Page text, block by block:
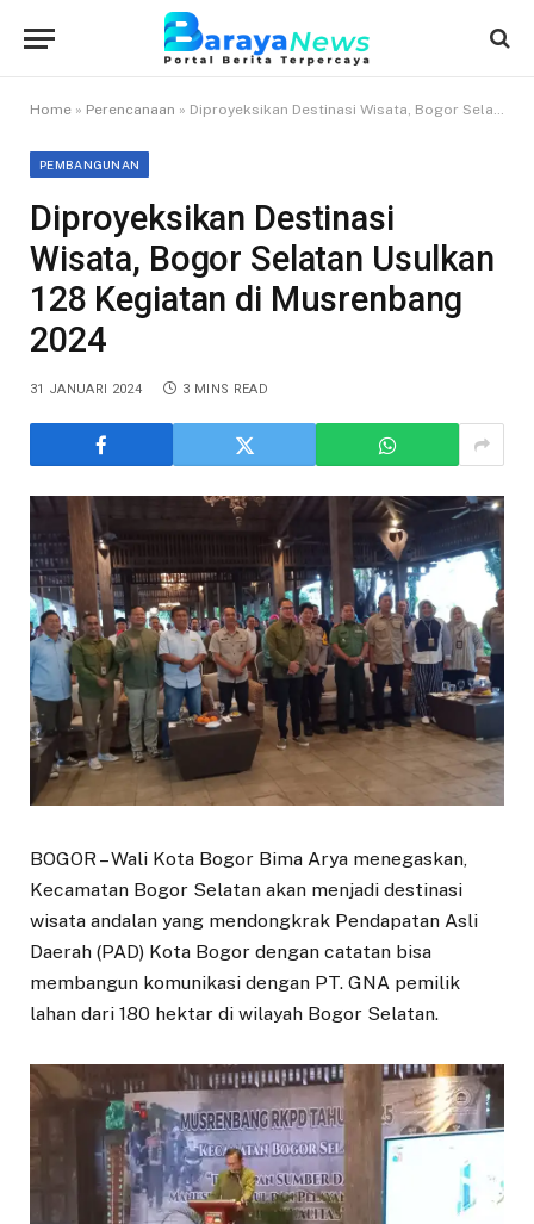
Home » Perencanaan » Diproyeksikan Destinasi Wisata, Bogor Selatan Usulkan 128 Kegiatan di Musrenbang 2024
PEMBANGUNAN
Diproyeksikan Destinasi
Wisata, Bogor Selatan Usulkan
128 Kegiatan di Musrenbang
2024
31 JANUARI 2024 3 MINS READ
BOGOR – Wali Kota Bogor Bima Arya menegaskan,
Kecamatan Bogor Selatan akan menjadi destinasi
wisata andalan yang mendongkrak Pendapatan Asli
Daerah (PAD) Kota Bogor dengan catatan bisa
membangun komunikasi dengan PT. GNA pemilik
lahan dari 180 hektar di wilayah Bogor Selatan.